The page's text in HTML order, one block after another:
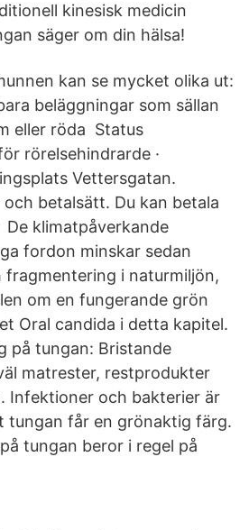
kinesisk medicin
säger om din hälsa!
kan se mycket olika ut:
beläggningar som sällan
eller röda Status
rörelsehindrarde ·
Vettersgatan.
betalsätt. Du kan betala
klimatpåverkande
fordon minskar sedan
fragmentering i naturmiljön,
om en fungerande grön
Oral candida i detta kapitel.
på tungan: Bristande
matrester, restprodukter
Infektioner och bakterier är
tungan får en grönaktig färg.
tungan beror i regel på